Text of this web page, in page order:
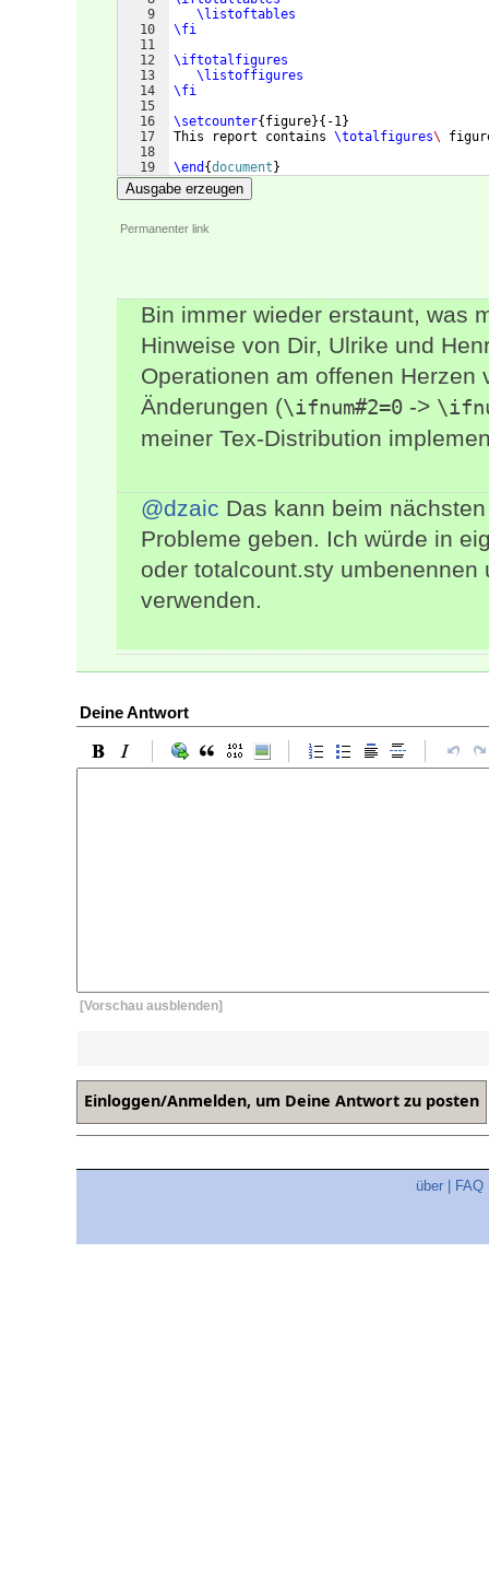
9
10
11
12
13
14
15
16
17
18
19
\listoftables
\fi
\iftotalfigures
\listoffigures
\fi
\setcounter{ figure}{ -1}
This report contains \totalfigures\
\end {document }
Ausgabe erzeugen
Permanenter link
Bin immer wieder erstaunt, was
Hinweise von Dir, Ulrike und
Operationen am offenen
Änderungen (\ifnum#2=0 ->
meiner Tex-Distribution
@dzaic Das kann beim
Probleme geben. Ich würde in
oder totalcount.sty
verwenden.
Deine Antwort
[Vorschau ausblenden]
über FAQ